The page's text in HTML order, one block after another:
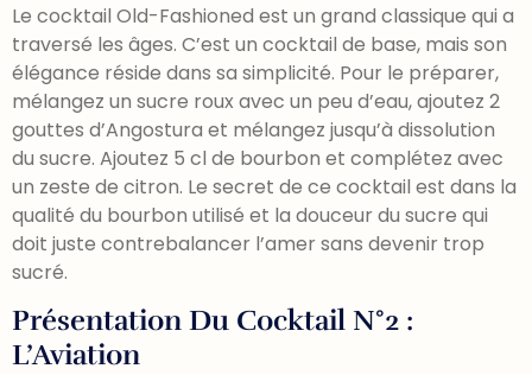
Le cocktail Old-Fashioned est un grand classique qui a
traversé les âges. C’est un cocktail de base, mais son
élégance réside dans sa simplicité. Pour le préparer,
mélangez un sucre roux avec un peu d’eau, ajoutez 2
gouttes d’Angostura et mélangez jusqu’à dissolution
du sucre. Ajoutez 5 cl de bourbon et complétez avec
un zeste de citron. Le secret de ce cocktail est dans la
qualité du bourbon utilisé et la douceur du sucre qui
doit juste contrebalancer l’amer sans devenir trop
sucré.
Présentation Du Cocktail N°2 :
L’Aviation